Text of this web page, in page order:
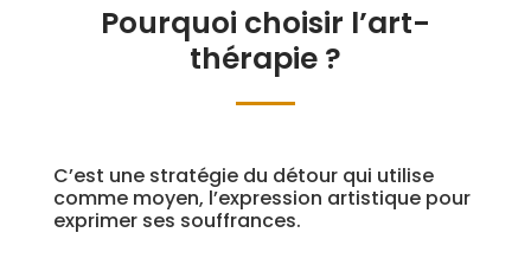
Pourquoi choisir l’art-
thérapie ?
C’est une stratégie du détour qui utilise
comme moyen, l’expression artistique pour
exprimer ses souffrances.